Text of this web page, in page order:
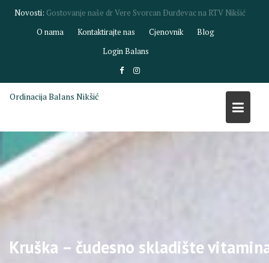
Novosti:Gostovanje dr Biljane Savić na RTV Nikšić
O nama
Kontaktirajte nas Cjenovnik
Blog
Login Balans
Ordinacija Balans Nikšić
Kruška – čudesno skladište